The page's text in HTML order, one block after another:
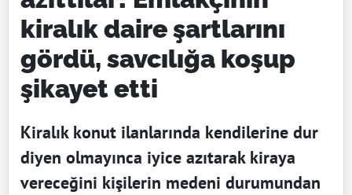
kiralık daire şartlarını
gördü, savcılığa koşup
şikayet etti
Kiralık konut ilanlarında kendilerine dur
diyen olmayınca iyice azıtarak kiraya
vereceğini kişilerin medeni durumundan